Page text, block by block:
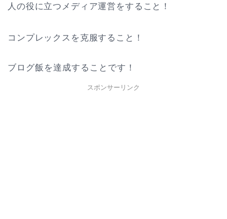
人の役に立つメディア運営をすること！
コンプレックスを克服すること！
ブログ飯を達成することです！
スポンサーリンク